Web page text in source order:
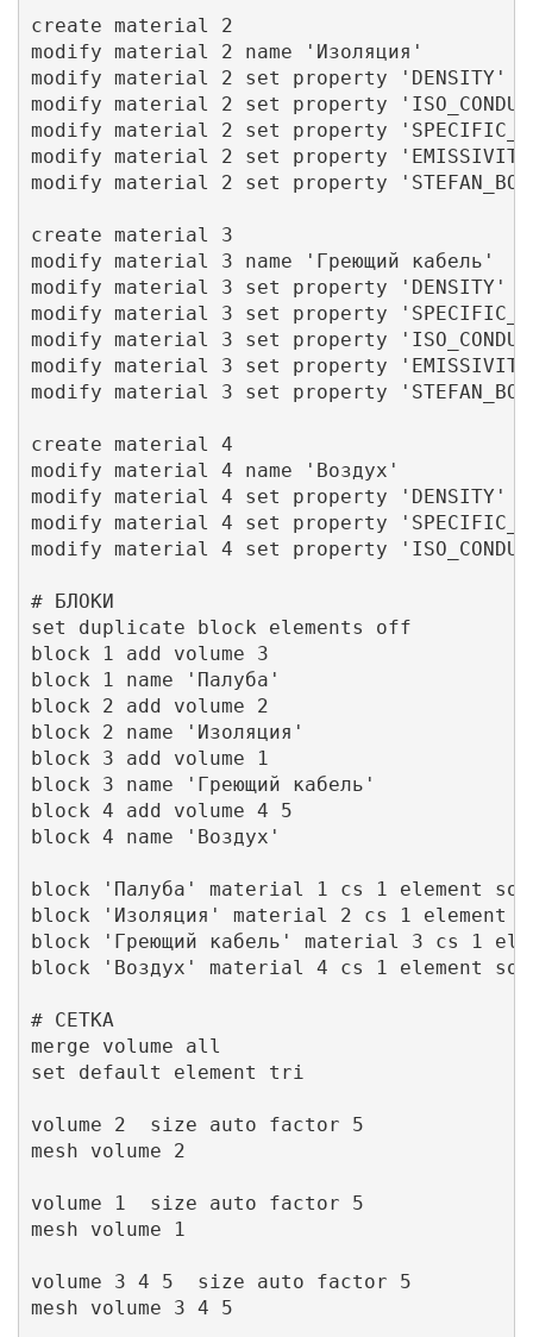
create material 2
modify material 2 name 'Изоляция'
modify material 2 set property 'DENSITY'
modify material 2 set property
modify material 2 set property
modify material 2 set property
modify material 2 set property
create material 3
modify material 3 name 'Греющий кабель'
modify material 3 set property 'DENSITY'
modify material 3 set property
modify material 3 set property
modify material 3 set property
modify material 3 set property
create material 4
modify material 4 name 'Воздух'
modify material 4 set property 'DENSITY'
modify material 4 set property
modify material 4 set property
# БЛОКИ
set duplicate block elements off
block 1 add volume 3
block 1 name 'Палуба'
block 2 add volume 2
block 2 name 'Изоляция'
block 3 add volume 1
block 3 name 'Греющий кабель'
block 4 add volume 4 5
block 4 name 'Воздух'
block 'Палуба' material 1 cs 1 element
block 'Изоляция' material 2 cs 1 element
block 'Греющий кабель' material 3 cs 1
block 'Воздух' material 4 cs 1 element
# СЕТКА
merge volume all
set default element tri
volume 2  size auto factor 5
mesh volume 2
volume 1  size auto factor 5
mesh volume 1
volume 3 4 5  size auto factor 5
mesh volume 3 4 5